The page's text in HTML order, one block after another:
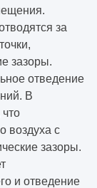
за
зазоры.
отведение
В
воздуха с
зазоры.
и отведение